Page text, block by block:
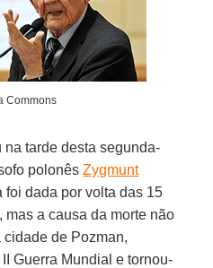
Commons
na tarde desta segunda-
polonêsZygmunt
foi dada por volta das 15
mas a causa da morte não
de Pozman,
Guerra Mundial e tornou-